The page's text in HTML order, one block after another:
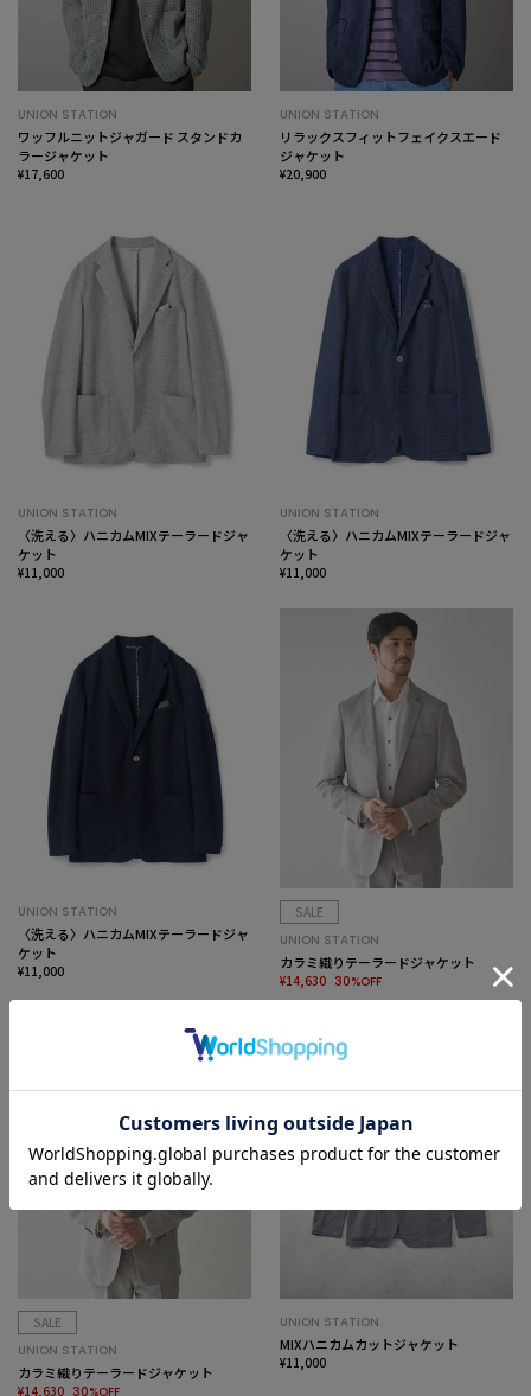
UNION STATION
ワッフルニットジャガード スタンドカ
ラージャケット
¥17,600
UNION STATION
リラックスフィットフェイクスエード
ジャケット
¥20,900
UNION STATION
〈洗える〉ハニカムMIXテーラードジャ
ケット
¥11,000
UNION STATION
〈洗える〉ハニカムMIXテーラードジャ
ケット
¥11,000
UNION STATION
〈洗える〉ハニカムMIXテーラードジャ
ケット
¥11,000
SALE
UNION STATION
カラミ織りテーラードジャケット
¥14,630 30%OFF
SALE
UNION STATION
カラミ織りテーラードジャケット
¥14,630 30%OFF
UNION STATION
MIXハニカムカットジャケット
¥11,000